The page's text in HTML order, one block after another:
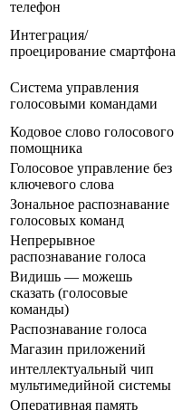
телефон
Интеграция/
проецирование смартфона
Система управления
голосовыми командами
Кодовое слово голосового
помощника
Голосовое управление без
ключевого слова
Зональное распознавание
голосовых команд
Непрерывное
распознавание голоса
Видишь — можешь
сказать (голосовые
команды)
Распознавание голоса
Магазин приложений
интеллектуальный чип
мультимедийной системы
Оперативная память